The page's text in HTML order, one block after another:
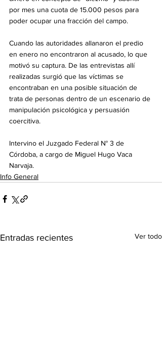
por mes una cuota de 15.000 pesos para
poder ocupar una fracción del campo.
Cuando las autoridades allanaron el predio
en enero no encontraron al acusado, lo que
motivó su captura. De las entrevistas allí
realizadas surgió que las víctimas se
encontraban en una posible situación de
trata de personas dentro de un escenario de
manipulación psicológica y persuasión
coercitiva.
Intervino el Juzgado Federal N° 3 de
Córdoba, a cargo de Miguel Hugo Vaca
Narvaja.
Info General
Entradas recientes Ver todo